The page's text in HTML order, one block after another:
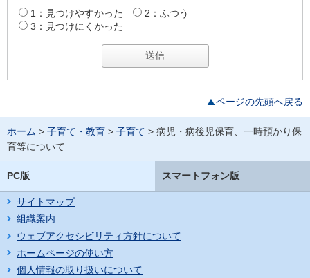
1：見つけやすかった
2：ふつう
3：見つけにくかった
ページの先頭へ戻る
ホーム > 子育て・教育 > 子育て > 病児・病後児保育、一時預かり保
育等について
PC版 スマートフォン版
サイトマップ
組織案内
ウェブアクセシビリティ方針について
ホームページの使い方
個人情報の取り扱いについて